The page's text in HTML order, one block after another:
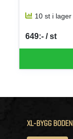
10 st i lager
649:- / st
SEK per ST
XL-BYGG BODEN